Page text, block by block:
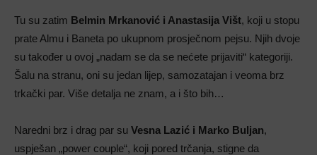
Tu su zatim Belmin Mrkanović i Anastasija Višt, koji u stopu
prate Almu i Baneta po ukupnom prosječnom pejsu. Njih dvoje
su također u ovoj „nadam se da se nećete prijaviti“ kategoriji.
Šalu na stranu, oni su jedan lijep, samozatajan i veoma brz
trkački par. Više detalja ne znam, a i što bih…
Naredni brz i drag par su Vesna Lazić i Marko Buljan,
uspješan „power couple“, koji pored trčanja, stigne da